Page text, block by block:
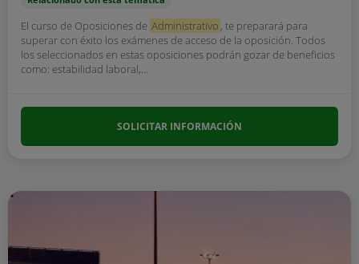
El curso de Oposiciones de Administrativo , te preparará para
superar con éxito los exámenes de acceso de la oposición. Todos
los seleccionados en estas oposiciones podrán gozar de beneficios
como: estabilidad laboral,...
SOLICITAR INFORMACIÓN